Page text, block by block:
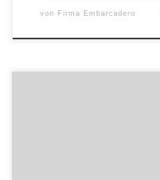
von Firma Embarcadero